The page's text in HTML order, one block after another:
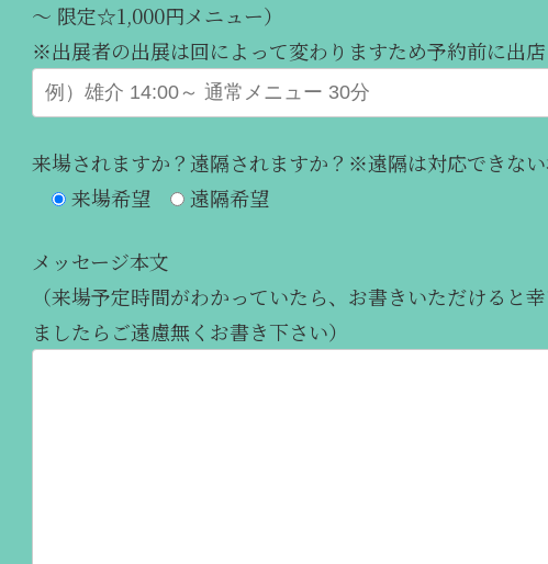
～ 限定☆1,000円メニュー）
※出展者の出展は回によって変わりますため予約前に出
来場されますか？遠隔されますか？※遠隔は対応できない
来場希望
遠隔希望
メッセージ本文
（来場予定時間がわかっていたら、お書きいただけると
ましたらご遠慮無くお書き下さい）